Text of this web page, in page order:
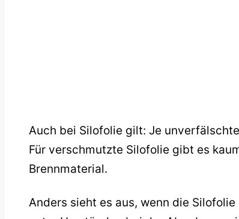
Auch bei Silofolie gilt: Je
Für verschmutzte Silofolie gibt es
Brennmaterial.
Anders sieht es aus, wenn die